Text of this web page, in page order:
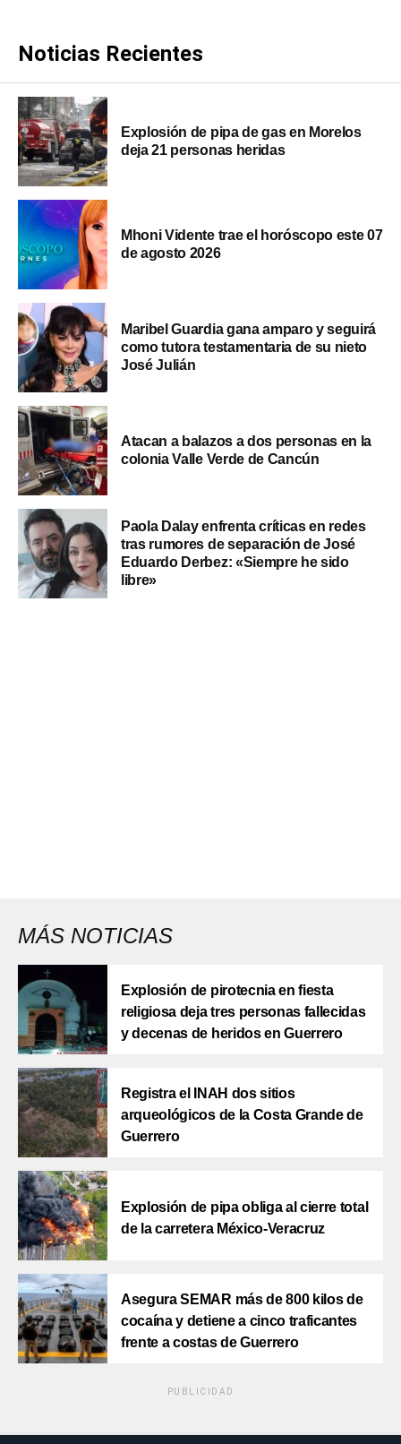
Noticias Recientes
Explosión de pipa de gas en Morelos
deja 21 personas heridas
Mhoni Vidente trae el horóscopo este 07
de agosto 2026
Maribel Guardia gana amparo y seguirá
como tutora testamentaria de su nieto
José Julián
Atacan a balazos a dos personas en la
colonia Valle Verde de Cancún
Paola Dalay enfrenta críticas en redes
tras rumores de separación de José
Eduardo Derbez: «Siempre he sido
libre»
MÁS NOTICIAS
Explosión de pirotecnia en fiesta
religiosa deja tres personas fallecidas
y decenas de heridos en Guerrero
Registra el INAH dos sitios
arqueológicos de la Costa Grande de
Guerrero
Explosión de pipa obliga al cierre total
de la carretera México-Veracruz
Asegura SEMAR más de 800 kilos de
cocaína y detiene a cinco traficantes
frente a costas de Guerrero
PUBLICIDAD